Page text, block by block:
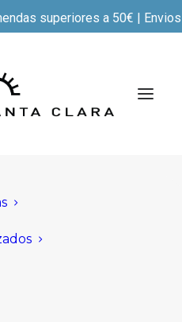
superiores a 50€ |